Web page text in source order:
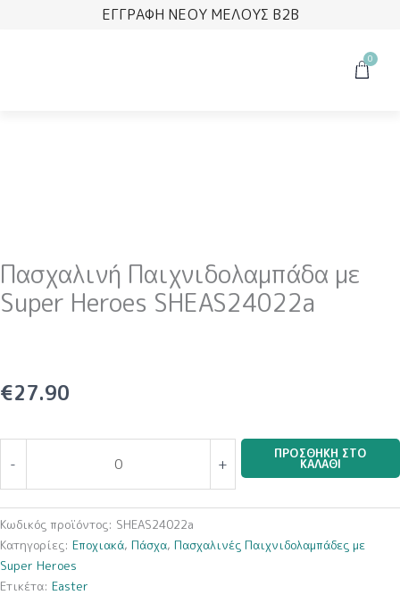
ΕΓΓΡΑΦΗ ΝΕΟΥ ΜΕΛΟΥΣ B2B
0
Cart
Πασχαλινή Παιχνιδολαμπάδα με
Super Heroes SHEAS24022a
€27.90
-
Παιχνιδολαμπάδα
με
Super
Heroes
SHEAS24022a
ποσότητα
+
ΠΡΟΣΘΉΚΗ ΣΤΟ
ΚΑΛΆΘΙ
Κωδικός προϊόντος: SHEAS24022a
Κατηγορίες: Εποχιακά, Πάσχα, Πασχαλινές Παιχνιδολαμπάδες με
Super Heroes
Ετικέτα: Easter